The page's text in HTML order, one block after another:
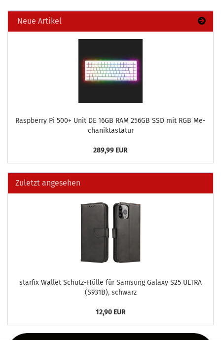
Neue Artikel
Raspber­ry Pi 500+ Unit DE 16GB RAM 256GB SSD mit RGB Me­
cha­nik­tas­ta­tur
289,99 EUR
Zuletzt angesehen
star­fix Wal­let Schutz-​Hülle für Sam­sung Ga­la­xy S25 ULTRA
(S931B), schwarz
12,90 EUR